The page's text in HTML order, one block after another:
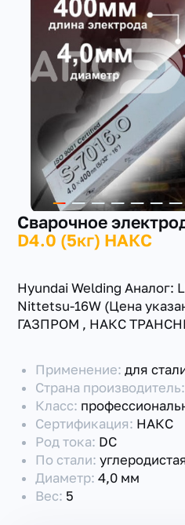
+7(351) 223-98-74
заказать звонок
Сварочное
D4.0 (5кг) НАКС
Hyundai Welding Аналог:
Nittetsu-16W (Цена
ГАЗПРОМ , НАКС
Применение:для
Страна производитель:
Класс:
Сертификация: НАКС
Род тока: DC
По стали:
Диаметр:4,0 мм
Вес: 5